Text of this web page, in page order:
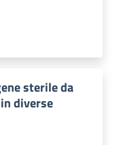
sterile da
diverse